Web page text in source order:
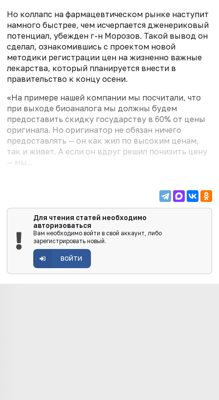
Но коллапс на фармацевтическом рынке наступит
намного быстрее, чем исчерпается дженериковый
потенциал, убежден г-н Морозов. Такой вывод он
сделал, ознакомившись с проектом новой
методики регистрации цен на жизненно важные
лекарства, который планируется внести в
правительство к концу осени.
«На примере нашей компании мы посчитали, что
при выходе биоаналога мы должны будем
предоставить скидку государству в 60% от цены
оригинала. Но оригинатор не обязан ничего
предоставлять — он как жил по высоким ценам,
так и живет. А если он вдруг решил понизить цену
— мы...
Для чтения статей необходимо
авторизоваться
Вам необходимо войти в свой аккаунт, либо
зарегистрировать новый.
ВОЙТИ